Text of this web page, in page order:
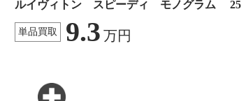
ルイヴィトン スピーディ モノグラム 25
単品買取 9.3 万円